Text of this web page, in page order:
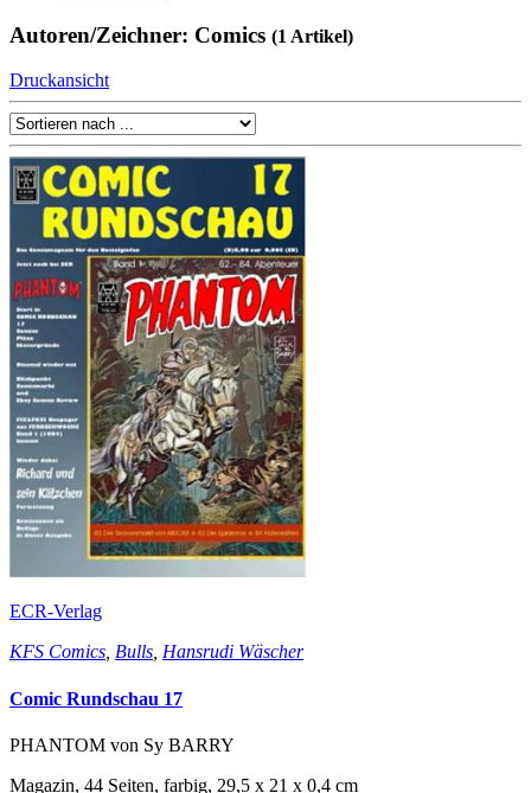
Autoren/Zeichner: Comics (1 Artikel)
Druckansicht
ECR-Verlag
KFS Comics, Bulls, Hansrudi Wäscher
Comic Rundschau 17
PHANTOM von Sy BARRY
Magazin, 44 Seiten, farbig, 29,5 x 21 x 0,4 cm